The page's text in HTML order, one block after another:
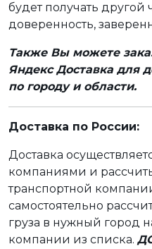
будет получать
доверенность,
Также Вы можете
Яндекс Доставка для
по городу и области.
Доставка по России:
Доставка
компаниями и
транспортной
самостоятельно
груза в нужный город
компании из списка.